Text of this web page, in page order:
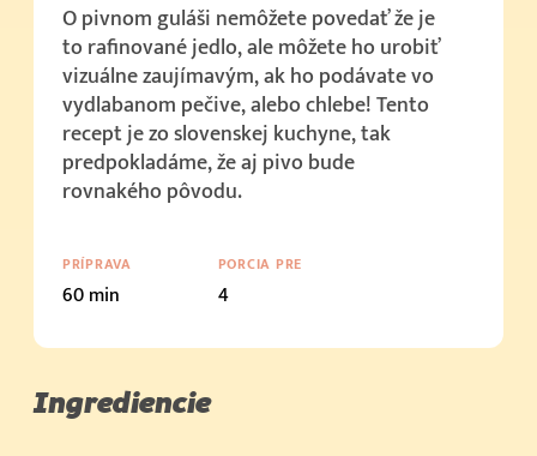
O pivnom guláši nemôžete povedať že je
to rafinované jedlo, ale môžete ho urobiť
vizuálne zaujímavým, ak ho podávate vo
vydlabanom pečive, alebo chlebe! Tento
recept je zo slovenskej kuchyne, tak
predpokladáme, že aj pivo bude
rovnakého pôvodu.
PRÍPRAVA
60 min
PORCIA PRE
4
Ingrediencie